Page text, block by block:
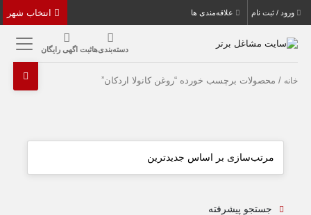
ورود / ثبت نام علاقه‌مندی ها
دسته‌بندی‌هاثبت اگهی رایگان
خانه / محصولات برچسب خورده “روغن کانولا اردکان”
جستجو پیشرفته